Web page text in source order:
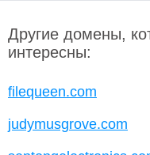
Другие домены,
интересны:
filequeen.com
judymusgrove.com